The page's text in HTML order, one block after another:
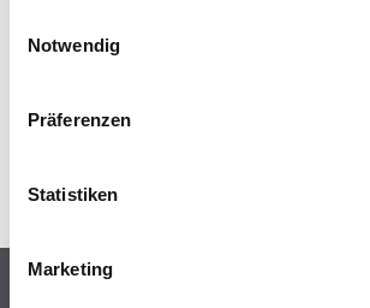
Notwendig
Präferenzen
Statistiken
Marketing
ZUSATZINFOS
GEFAHRENHINWEISE
Online-Shop